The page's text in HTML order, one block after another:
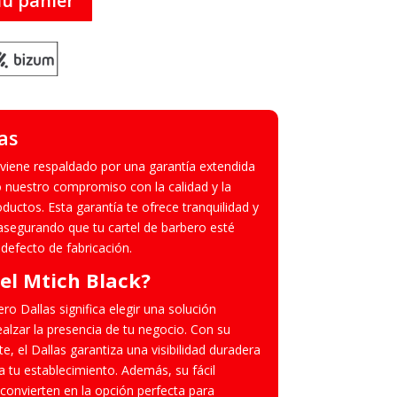
respaldado por una garantía extendida
compromiso con la calidad y la
Esta garantía te ofrece tranquilidad y
que tu cartel de barbero esté
de fabricación.
Mtich Black?
Dallas significa elegir una solución
la presencia de tu negocio. Con su
el Dallas garantiza una visibilidad duradera
tu establecimiento. Además, su fácil
en la opción perfecta para